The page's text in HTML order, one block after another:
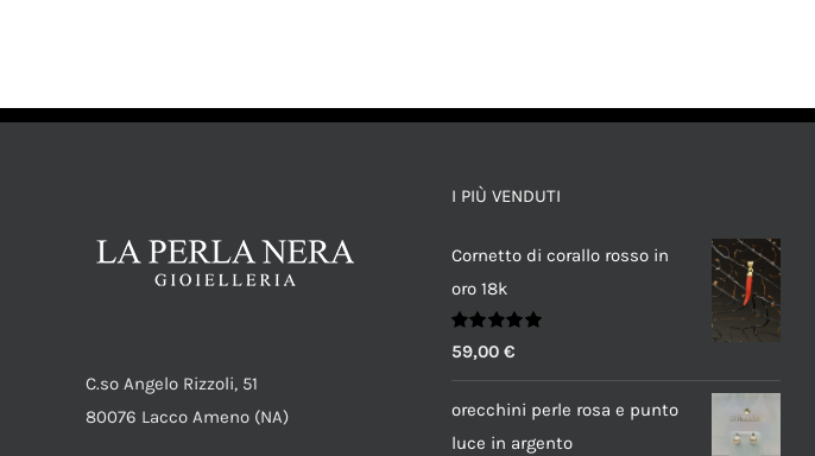
DETTAGLI
C.so Angelo Rizzoli, 51
80076 Lacco Ameno (NA)
I PIÙ VENDUTI
Cornetto di corallo rosso in
oro 18k
Valutato
5.00 su 5
59,00 €
orecchini perle rosa e punto
luce in argento